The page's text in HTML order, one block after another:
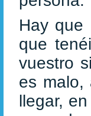
Hay que
que
vuestro
es malo,
llegar,